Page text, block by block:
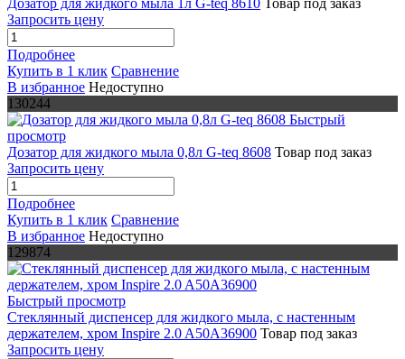
Дозатор для жидкого мыла 1л G-teq 8610 Товар под заказ
Запросить цену
Подробнее
Купить в 1 клик Сравнение
В избранное Недоступно
130244
Быстрый
просмотр
Дозатор для жидкого мыла 0,8л G-teq 8608 Товар под заказ
Запросить цену
Подробнее
Купить в 1 клик Сравнение
В избранное Недоступно
129874
Быстрый просмотр
Стеклянный диспенсер для жидкого мыла, с настенным
держателем, хром Inspire 2.0 A50A36900 Товар под заказ
Запросить цену